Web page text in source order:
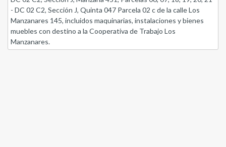
- DC 02 C2, Sección J, Quinta 047 Parcela 02 c de la calle Los
Manzanares 145, incluidos maquinarias, instalaciones y bienes
muebles con destino a la Cooperativa de Trabajo Los
Manzanares.